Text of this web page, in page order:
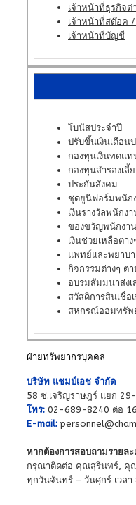
เจ้าหน้าที่ธุรกิจต่
เจ้าหน้าที่สต๊อค
เจ้าหน้าที่บัญชี
โบนัสประจำปี
ปรับขึ้นเงินเดือน
กองทุนเงินทดแท
กองทุนสำรองเลี้
ประกันสังคม
ชุดยูนิฟอร์มพนัก
เงินรางวัลพนักง
ของขวัญพนักงา
เงินช่วยเหลือต่าง
แพทย์และพยาบ
กิจกรรมต่างๆ ต
อบรมสัมมนาส่ง
สวัสดิการสินเชื่
สหกรณ์ออมทรัพ
ฝ่ายทรัพยากรบุคคล
บริษัท แชมป์เอช จำกัด
58 ซ.เจริญราษฎร์ แยก
โทร: 02-689-8240 ต่อ
E-mail:
หากต้องการสอบถามรายละ
กรุณาติดต่อ คุณสุรินทร์, คุ
ทุกวันจันทร์ – วันศุกร์ เวล